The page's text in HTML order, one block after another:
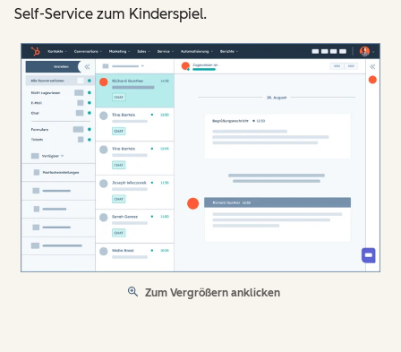
Self-Service zum Kinderspiel.
Zum Vergrößern anklicken